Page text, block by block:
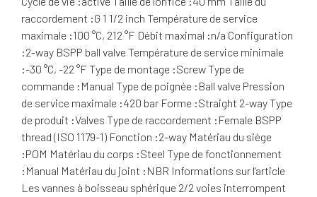
raccordement :G 1 1/2 inch Température de service
maximale :100 °C, 212 °F Débit maximal :n/a Configuration
:2-way BSPP ball valve Température de service minimale
:-30 °C, -22 °F Type de montage :Screw Type de
commande :Manual Type de poignée :Ball valve Pression
de service maximale :420 bar Forme :Straight 2-way Type
de produit :Valves Type de raccordement :Female BSPP
thread (ISO 1179-1) Fonction :2-way Matériau du siège
:POM Matériau du corps :Steel Type de fonctionnement
:Manual Matériau du joint :NBR Informations sur l'article
Les vannes à boisseau sphérique 2/2 voies interrompent